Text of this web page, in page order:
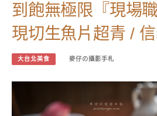
到飽無極限『現場
現切生魚片超青 /
大台北美食 麥仔の攝影手札